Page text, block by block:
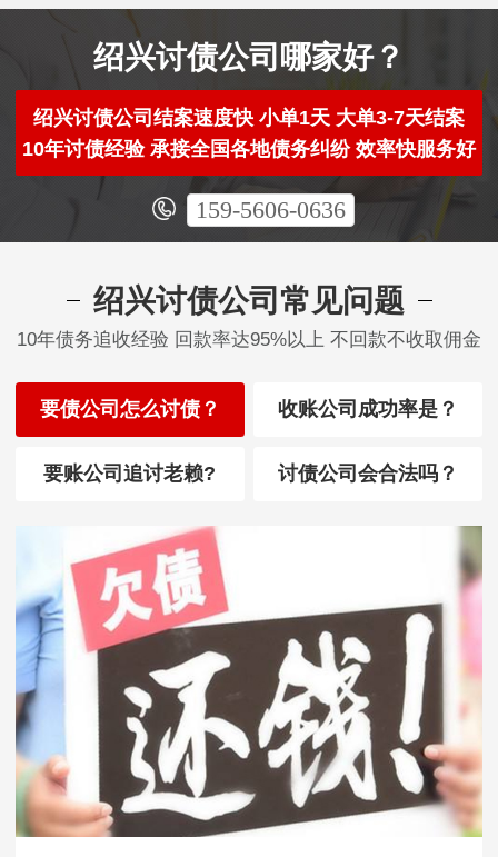
绍兴讨债公司哪家好？
绍兴讨债公司结案速度快 小单1天 大单3-7天结案
10年讨债经验 承接全国各地债务纠纷 效率快服务好
159-5606-0636
绍兴讨债公司常见问题
10年债务追收经验 回款率达95%以上 不回款不收取佣金
要债公司怎么讨债？ 收账公司成功率是？
要账公司追讨老赖? 讨债公司会合法吗？